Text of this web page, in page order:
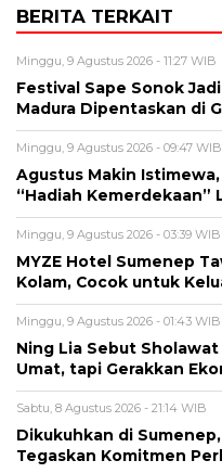
BERITA TERKAIT
Minggu, 9 Agustus 2026 - 11:27 WIB
Festival Sape Sonok
Madura Dipentaskan di
Minggu, 9 Agustus 2026 - 09:47 WIB
Agustus Makin
“Hadiah
Minggu, 9 Agustus 2026 - 03:39 WIB
MYZE Hotel Sumenep
Kolam, Cocok untuk
Minggu, 9 Agustus 2026 - 01:43 WIB
Ning Lia Sebut
Umat, tapi Gerakkan
Sabtu, 8 Agustus 2026 - 21:14 WIB
Dikukuhkan di
Tegaskan Komitmen